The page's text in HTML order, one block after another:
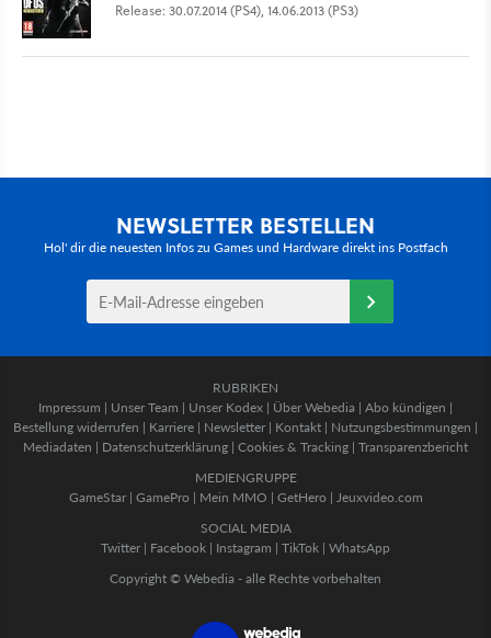
Release: 30.07.2014 (PS4), 14.06.2013 (PS3)
NEWSLETTER BESTELLEN
Hol' dir die neuesten Infos zu Games und Hardware direkt ins Postfach
RUBRIKEN
Impressum | Unser Team | Unser Kodex | Über Webedia | Abo kündigen |
Bestellung widerrufen | Karriere | Newsletter | Kontakt | Nutzungsbestimmungen |
Mediadaten | Datenschutzerklärung | Cookies & Tracking | Transparenzbericht
MEDIENGRUPPE
GameStar| GamePro | Mein MMO | GetHero | Jeuxvideo.com
SOCIAL MEDIA
Twitter | Facebook | Instagram | TikTok | WhatsApp
Copyright © Webedia - alle Rechte vorbehalten